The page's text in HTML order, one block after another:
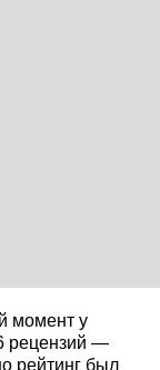
момент у
рецензий —
рейтинг был